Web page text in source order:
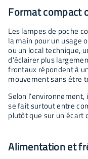
Format compact
Les lampes de poche
la main pour un usage
ou un local technique,
d’éclairer plus
frontaux répondent à
mouvement sans être
Selon
se fait surtout entre
plutôt que sur un écart
Alimentation et